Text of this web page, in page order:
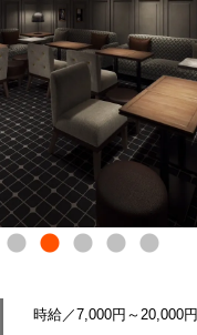
時給／7,000円～20,000円